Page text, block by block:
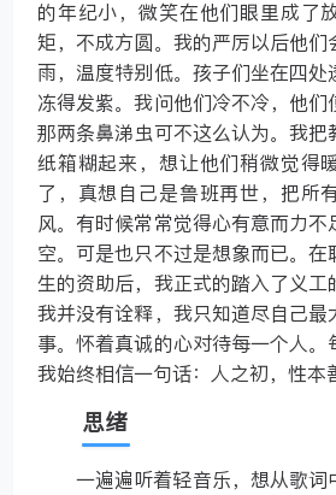
的年纪小，微笑在他们眼里成了
矩，不成方圆。我的严厉以后他们
雨，温度特别低。孩子们坐在四处
冻得发紫。我问他们冷不冷，他们
那两条鼻涕虫可不这么认为。我把
纸箱糊起来，想让他们稍微觉得
了，真想自己是鲁班再世，把所
风。有时候常常觉得心有意而力
空。可是也只不过是想象而已。在
生的资助后，我正式的踏入了义工
我并没有诠释，我只知道尽自己
事。怀着真诚的心对待每一个人。
我始终相信一句话：人之初，性本
思绪
一遍遍听着轻音乐，想从歌词